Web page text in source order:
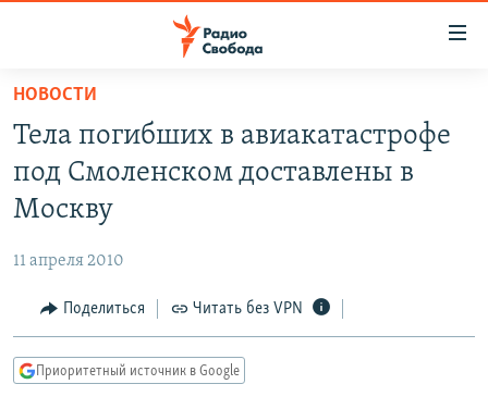
упрощенного
доступа
Вернуться
основному
Вернутся
Вернутся
АВТОРСКИЕ ПРОЕКТЫ
МНЕНИЯ
КУЛЬТУРА
КАВКАЗ.РЕАЛИИ
НОВОСТИ
Тела погибших в авиакатастрофе
под Смоленском доставлены в
Москву
11 апреля 2010
Поделиться Читать без VPN
Приоритетный источник в Google